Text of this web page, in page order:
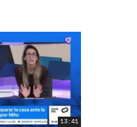
13:41